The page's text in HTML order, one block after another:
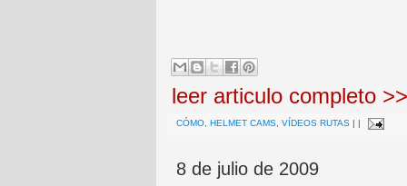
leer articulo completo >>
CÓMO HELMET CAMS VÍDEOS RUTAS | |
8 de julio de 2009